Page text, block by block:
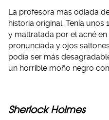
La profesora más odiada
historia original. Tenía
y maltratada por el acné
pronunciada y ojos
podía ser más
un horrible moño negro
Sherlock Holmes